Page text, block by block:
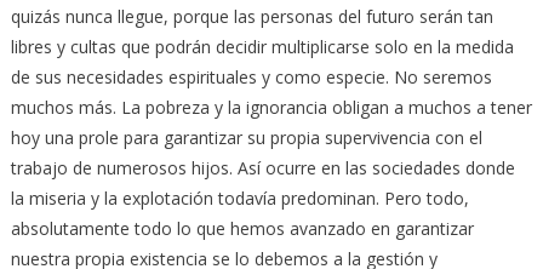
quizás nunca llegue, porque las personas del futuro serán tan
libres y cultas que podrán decidir multiplicarse solo en la medida
de sus necesidades espirituales y como especie. No seremos
muchos más. La pobreza y la ignorancia obligan a muchos a tener
hoy una prole para garantizar su propia supervivencia con el
trabajo de numerosos hijos. Así ocurre en las sociedades donde
la miseria y la explotación todavía predominan. Pero todo,
absolutamente todo lo que hemos avanzado en garantizar
nuestra propia existencia se lo debemos a la gestión y